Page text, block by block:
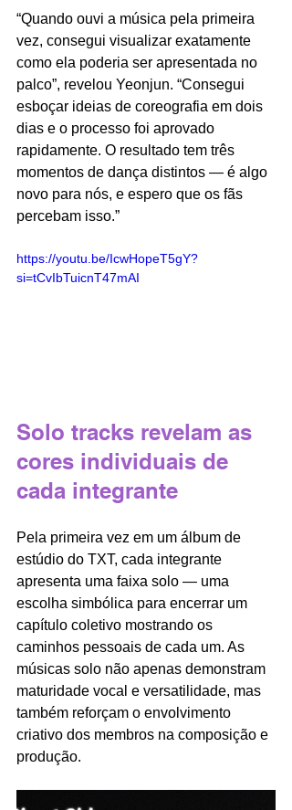
“Quando ouvi a música pela primeira
vez, consegui visualizar exatamente
como ela poderia ser apresentada no
palco”, revelou Yeonjun. “Consegui
esboçar ideias de coreografia em dois
dias e o processo foi aprovado
rapidamente. O resultado tem três
momentos de dança distintos — é algo
novo para nós, e espero que os fãs
percebam isso.”
https://youtu.be/IcwHopeT5gY?
si=tCvIbTuicnT47mAI
Solo tracks revelam as
cores individuais de
cada integrante
Pela primeira vez em um álbum de
estúdio do TXT, cada integrante
apresenta uma faixa solo — uma
escolha simbólica para encerrar um
capítulo coletivo mostrando os
caminhos pessoais de cada um. As
músicas solo não apenas demonstram
maturidade vocal e versatilidade, mas
também reforçam o envolvimento
criativo dos membros na composição e
produção.